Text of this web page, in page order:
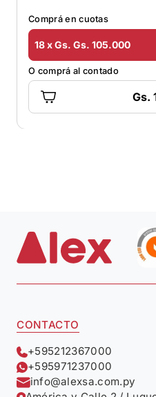
Comprá en cuotas
18 x Gs. Gs. 105.000
O comprá al contado
Gs.
CONTACTO
+595212367000
+595971237000
info@alexsa.com.py